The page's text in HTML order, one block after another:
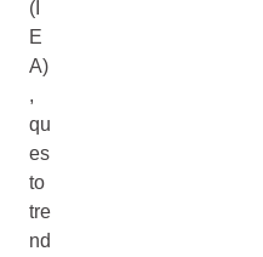
(I
E
A)
,
qu
es
to
tre
nd